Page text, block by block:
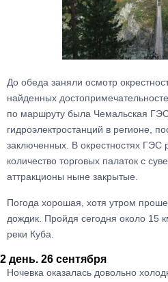
До обеда заняли осмотр
найденных
по маршруту была Чемальская
гидроэлектростанций в регионе,
заключенных. В окрестностях ГЭС
количество торговых палаток с
аттракционы ныне закрытые.
Погода хорошая, хотя утром
дождик. Пройдя сегодня около 15
реки Куба.
2 день. 26 сентября
Ночевка оказалась довольно